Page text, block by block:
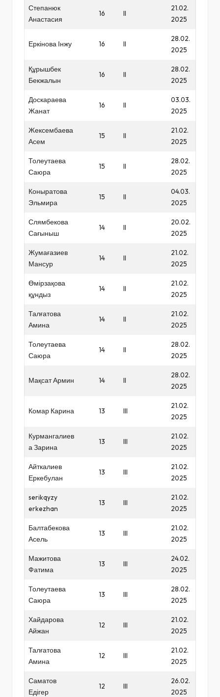
Степанюк
Анастасия
16 II
21.02.
2025
Еркінова Інжу 16 II
28.02.
2025
Құрышбек
Бекжалын
16 II
28.02.
2025
Доскараева
Жанат
16 II
03.03.
2025
Жексембаева
Асем
15 II
21.02.
2025
Толеутаева
Саюра
15 II
28.02.
2025
Коныратова
Эльмира
15 II
04.03.
2025
Слямбекова
Сағыныш
14 II
20.02.
2025
Жумағазиев
Мансур
14 II
21.02.
2025
Өмірзақова
құндыз
14 II
21.02.
2025
Талғатова
Амина
14 II
21.02.
2025
Толеутаева
Саюра
14 II
28.02.
2025
Мақсат Армин 14 II
28.02.
2025
Комар Карина 13 III
21.02.
2025
Курмангалиев
а Зарина
13 III
21.02.
2025
Айткалиев
Еркебулан
13 III
21.02.
2025
serikqyzy
erkezhan
13 III
21.02.
2025
Балтабекова
Асель
13 III
21.02.
2025
Мажитова
Фатима
13 III
24.02.
2025
Толеутаева
Саюра
13 III
28.02.
2025
Хайдарова
Айжан
12 III
21.02.
2025
Талғатова
Амина
12 III
21.02.
2025
Саматов
Едігер
12 III
26.02.
2025